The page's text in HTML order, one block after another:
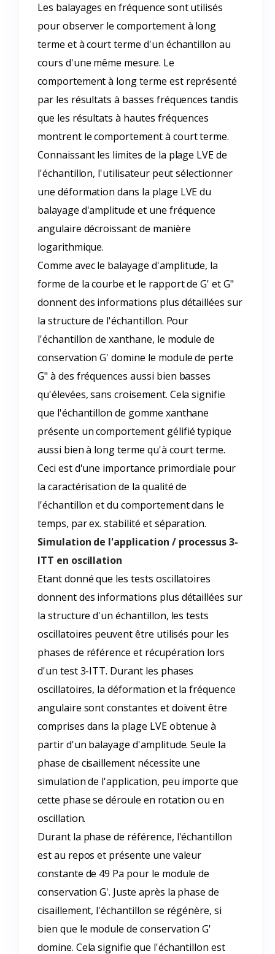
Les balayages en fréquence sont utilisés
pour observer le comportement à long
terme et à court terme d'un échantillon au
cours d'une même mesure. Le
comportement à long terme est représenté
par les résultats à basses fréquences tandis
que les résultats à hautes fréquences
montrent le comportement à court terme.
Connaissant les limites de la plage LVE de
l'échantillon, l'utilisateur peut sélectionner
une déformation dans la plage LVE du
balayage d'amplitude et une fréquence
angulaire décroissant de manière
logarithmique.
Comme avec le balayage d'amplitude, la
forme de la courbe et le rapport de G' et G"
donnent des informations plus détaillées sur
la structure de l'échantillon. Pour
l'échantillon de xanthane, le module de
conservation G' domine le module de perte
G" à des fréquences aussi bien basses
qu'élevées, sans croisement. Cela signifie
que l'échantillon de gomme xanthane
présente un comportement gélifié typique
aussi bien à long terme qu'à court terme.
Ceci est d'une importance primordiale pour
la caractérisation de la qualité de
l'échantillon et du comportement dans le
temps, par ex. stabilité et séparation.
Simulation de l'application / processus 3-
ITT en oscillation
Etant donné que les tests oscillatoires
donnent des informations plus détaillées sur
la structure d'un échantillon, les tests
oscillatoires peuvent être utilisés pour les
phases de référence et récupération lors
d'un test 3-ITT. Durant les phases
oscillatoires, la déformation et la fréquence
angulaire sont constantes et doivent être
comprises dans la plage LVE obtenue à
partir d'un balayage d'amplitude. Seule la
phase de cisaillement nécessite une
simulation de l'application, peu importe que
cette phase se déroule en rotation ou en
oscillation.
Durant la phase de référence, l'échantillon
est au repos et présente une valeur
constante de 49 Pa pour le module de
conservation G'. Juste après la phase de
cisaillement, l'échantillon se régénère, si
bien que le module de conservation G'
domine. Cela signifie que l'échantillon est